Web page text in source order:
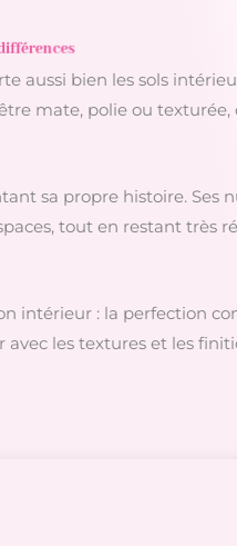
aussi bien les sols
mate, polie ou
sa propre histoire. Ses
tout en restant très
intérieur : la perfection
avec les textures et les